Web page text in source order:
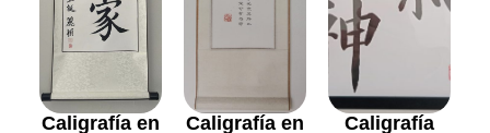
Caligrafía en
Caligrafía en
Caligrafía